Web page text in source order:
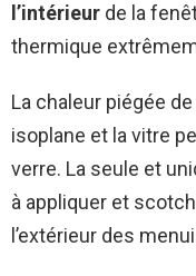
l’intérieur de la
thermique
La chaleur piégée
isoplane et la vitre
verre. La seule et
à appliquer et
l’extérieur des